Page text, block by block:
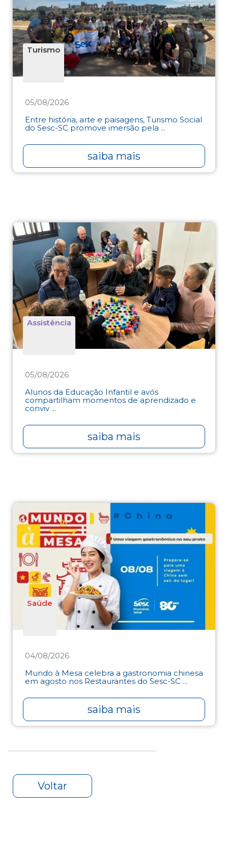
Turismo
05/08/2026
Entre história, arte e paisagens, Turismo Social
do Sesc-SC promove imersão pela ...
saiba mais
Assistência
05/08/2026
Alunos da Educação Infantil e avós
compartilham momentos de aprendizado e
conviv ...
saiba mais
Saúde
04/08/2026
Mundo à Mesa celebra a gastronomia chinesa
em agosto nos Restaurantes do Sesc-SC ...
saiba mais
Voltar